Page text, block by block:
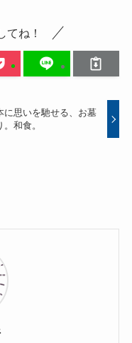
てね！
に思いを馳せる、お墓
。和食。